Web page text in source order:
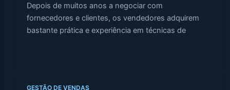
Depois de muitos anos a negociar com
fornecedores e clientes, os vendedores adquirem
bastante prática e experiência em técnicas de
GESTÃO DE VENDAS